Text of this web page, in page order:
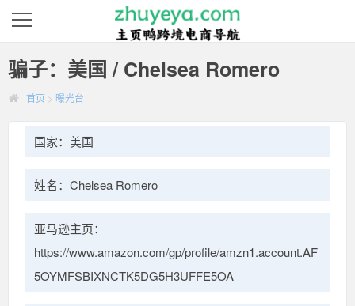
骗子：美国 / Chelsea Romero
首页 > 曝光台
国家：美国
姓名：Chelsea Romero
亚马逊主页：
https://www.amazon.com/gp/profile/amzn1.account.AF
5OYMFSBIXNCTK5DG5H3UFFE5OA